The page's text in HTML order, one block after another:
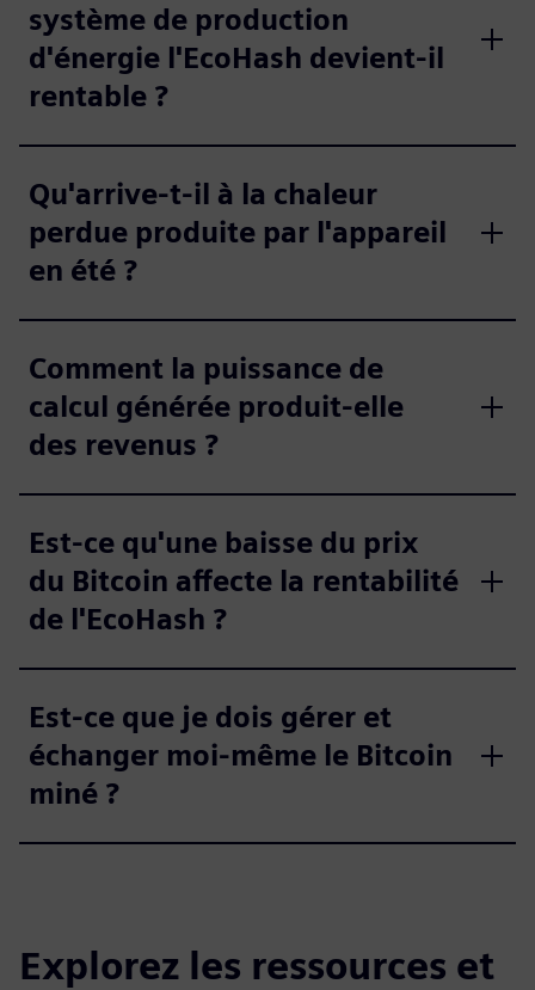
système de production
d'énergie l'EcoHash devient-il
rentable ?
Qu'arrive-t-il à la chaleur
perdue produite par l'appareil
en été ?
Comment la puissance de
calcul générée produit-elle
des revenus ?
Est-ce qu'une baisse du prix
du Bitcoin affecte la rentabilité
de l'EcoHash ?
Est-ce que je dois gérer et
échanger moi-même le Bitcoin
miné ?
Explorez les ressources et